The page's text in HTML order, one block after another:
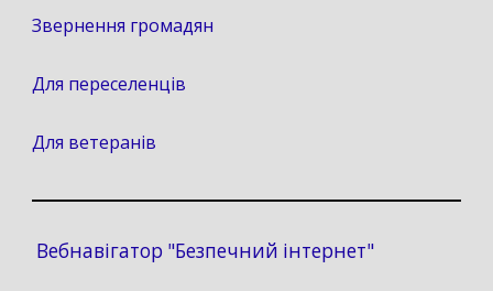
Звернення громадян
Для переселенців
Для ветеранів
Вебнавігатор "Безпечний інтернет"